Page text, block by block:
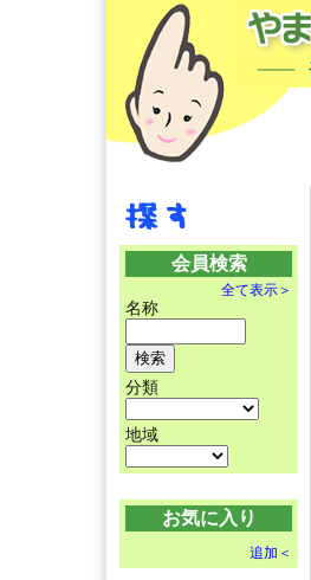
会員検索
全て表示＞
名称
分類
地域
お気に入り
追加＜